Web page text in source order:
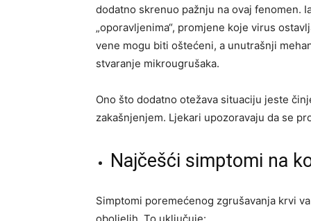
dodatno skrenuo pažnju na ovaj fenomen.
„oporavljenima“, promjene koje virus
vene mogu biti oštećeni, a unutrašnji
stvaranje mikrougrušaka.
Ono što dodatno otežava situaciju jeste
zakašnjenjem. Ljekari upozoravaju da se
Najčešći simptomi na
Simptomi poremećenog zgrušavanja krvi